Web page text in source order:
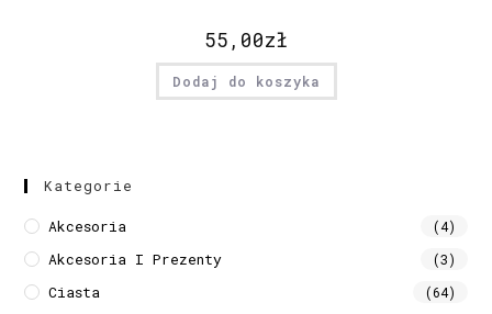
55,00zł
Dodaj do koszyka
Kategorie
Akcesoria (4)
Akcesoria I Prezenty (3)
Ciasta (64)